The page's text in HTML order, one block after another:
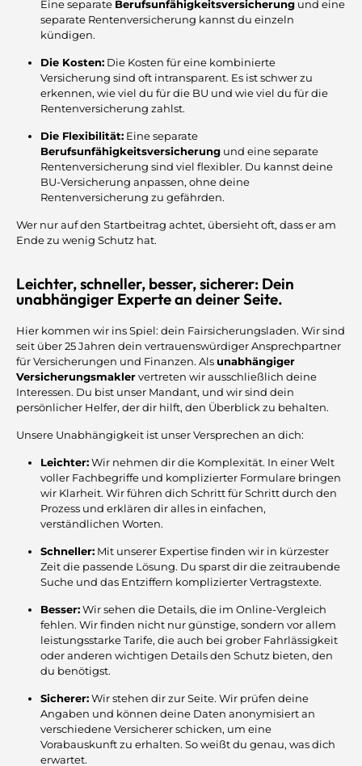
Eine separate Berufsunfähigkeitsversicherung und eine
separate Rentenversicherung kannst du einzeln
kündigen.
Die Kosten: Die Kosten für eine kombinierte
Versicherung sind oft intransparent. Es ist schwer zu
erkennen, wie viel du für die BU und wie viel du für die
Rentenversicherung zahlst.
Die Flexibilität: Eine separate
Berufsunfähigkeitsversicherung und eine separate
Rentenversicherung sind viel flexibler. Du kannst deine
BU-Versicherung anpassen, ohne deine
Rentenversicherung zu gefährden.
Wer nur auf den Startbeitrag achtet, übersieht oft, dass er am
Ende zu wenig Schutz hat.
Leichter, schneller, besser, sicherer: Dein
unabhängiger Experte an deiner Seite.
Hier kommen wir ins Spiel: dein Fairsicherungsladen. Wir sind
seit über 25 Jahren dein vertrauenswürdiger Ansprechpartner
für Versicherungen und Finanzen. Alsunabhängiger
Versicherungsmaklervertreten wir ausschließlich deine
Interessen. Du bist unser Mandant, und wir sind dein
persönlicher Helfer, der dir hilft, den Überblick zu behalten.
Unsere Unabhängigkeit ist unser Versprechen an dich:
Leichter:Wir nehmen dir die Komplexität. In einer Welt
voller Fachbegriffe und komplizierter Formulare bringen
wir Klarheit. Wir führen dich Schritt für Schritt durch den
Prozess und erklären dir alles in einfachen,
verständlichen Worten.
Schneller: Mit unserer Expertise finden wir in kürzester
Zeit die passende Lösung. Du sparst dir die zeitraubende
Suche und das Entziffern komplizierter Vertragstexte.
Besser:Wir sehen die Details, die im Online-Vergleich
fehlen. Wir finden nicht nur günstige, sondern vor allem
leistungsstarke Tarife, die auch bei grober Fahrlässigkeit
oder anderen wichtigen Details den Schutz bieten, den
du benötigst.
Sicherer:Wir stehen dir zur Seite. Wir prüfen deine
Angaben und können deine Daten anonymisiert an
verschiedene Versicherer schicken, um eine
Vorabauskunft zu erhalten. So weißt du genau, was dich
erwartet.